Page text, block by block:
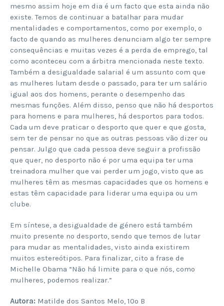
mesmo assim hoje em dia é um facto que esta ainda não
existe. Temos de continuar a batalhar para mudar
mentalidades e comportamentos, como por exemplo, o
facto de quando as mulheres denunciam algo ter sempre
consequências e muitas vezes é a perda de emprego, tal
como aconteceu com a árbitra mencionada neste texto.
Também a desigualdade salarial é um assunto com que
as mulheres lutam desde o passado, para ter um salário
igual aos dos homens, perante o desempenho das
mesmas funções. Além disso, penso que não há desportos
para homens e para mulheres, há desportos para todos.
Cada um deve praticar o desporto que quer e que gosta,
sem ter de pensar no que as outras pessoas vão dizer ou
pensar. Julgo que cada pessoa deve seguir a profissão
que quer, no desporto não é por uma equipa ter uma
treinadora mulher que vai perder um jogo, visto que as
mulheres têm as mesmas capacidades que os homens e
estas têm capacidade para liderar uma equipa ou um
clube.
Em síntese, a desigualdade de género está também
muito presente no desporto, sendo que temos de lutar
para mudar as mentalidades, visto ainda existirem
muitos estereótipos. Para finalizar, cito a frase de
Michelle Obama “Não há limite para o que nós, como
mulheres, podemos realizar.”
Autora: Matilde dos Santos Melo, 10º B